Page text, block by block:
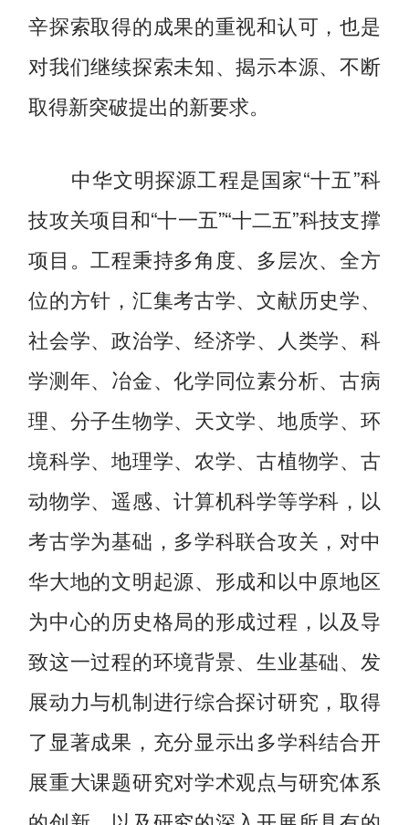
辛探索取得的成果的重视和认可，也是
对我们继续探索未知、揭示本源、不断
取得新突破提出的新要求。
中华文明探源工程是国家“十五”科
技攻关项目和“十一五”“十二五”科技支撑
项目。工程秉持多角度、多层次、全方
位的方针，汇集考古学、文献历史学、
社会学、政治学、经济学、人类学、科
学测年、冶金、化学同位素分析、古病
理、分子生物学、天文学、地质学、环
境科学、地理学、农学、古植物学、古
动物学、遥感、计算机科学等学科，以
考古学为基础，多学科联合攻关，对中
华大地的文明起源、形成和以中原地区
为中心的历史格局的形成过程，以及导
致这一过程的环境背景、生业基础、发
展动力与机制进行综合探讨研究，取得
了显著成果，充分显示出多学科结合开
展重大课题研究对学术观点与研究体系